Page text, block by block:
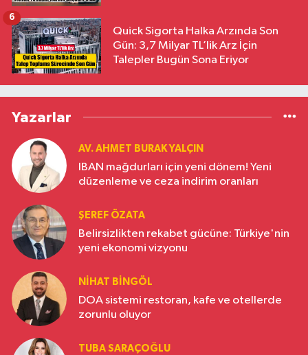
Quick Sigorta Halka Arzında Son
Gün: 3,7 Milyar TL’lik Arz İçin
Talepler Bugün Sona Eriyor
6
Yazarlar
AV. AHMET BURAK YALÇIN
IBAN mağdurları için yeni dönem! Yeni
düzenleme ve ceza indirim oranları
ŞEREF ÖZATA
Belirsizlikten rekabet gücüne: Türkiye'nin
yeni ekonomi vizyonu
NIHAT BINGÖL
DOA sistemi restoran, kafe ve otellerde
zorunlu oluyor
TUBA SARAÇOĞLU